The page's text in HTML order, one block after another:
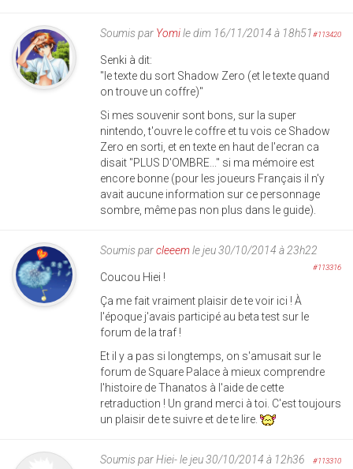
Soumis par Yomile dim 16/11/2014 à 18h51#113420
Senki à dit:
"le texte du sort Shadow Zero (et le texte quand
on trouve un coffre)"
Si mes souvenir sont bons, sur la super
nintendo, t'ouvre le coffre et tu vois ce Shadow
Zero en sorti, et en texte en haut de l'ecran ca
disait "PLUS D'OMBRE..." si ma mémoire est
encore bonne (pour les joueurs Français il n'y
avait aucune information sur ce personnage
sombre, même pas non plus dans le guide).
Soumis parcleeemle jeu 30/10/2014 à 23h22
#113316
Coucou Hiei !
Ça me fait vraiment plaisir de te voir ici ! À
l'époque j'avais participé au beta test sur le
forum de la traf !
Et il y a pas si longtemps, on s'amusait sur le
forum de Square Palace à mieux comprendre
l'histoire de Thanatos à l'aide de cette
retraduction ! Un grand merci à toi. C'est toujours
un plaisir de te suivre et de te lire.
Soumis parHiei-le jeu 30/10/2014 à 12h36 #113310